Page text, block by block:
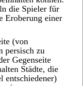
die Spieler für
Eroberung einer
(von
persisch zu
Gegenseite
Städte, die
entschiedener)